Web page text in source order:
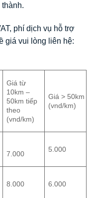
phí dịch vụ hỗ trợ
giá vui lòng liên hệ:
Giá từ
10km –
50km tiếp
theo
(vnd/km)
Giá > 50km
(vnd/km)
7.000
5.000
8.000 6.000